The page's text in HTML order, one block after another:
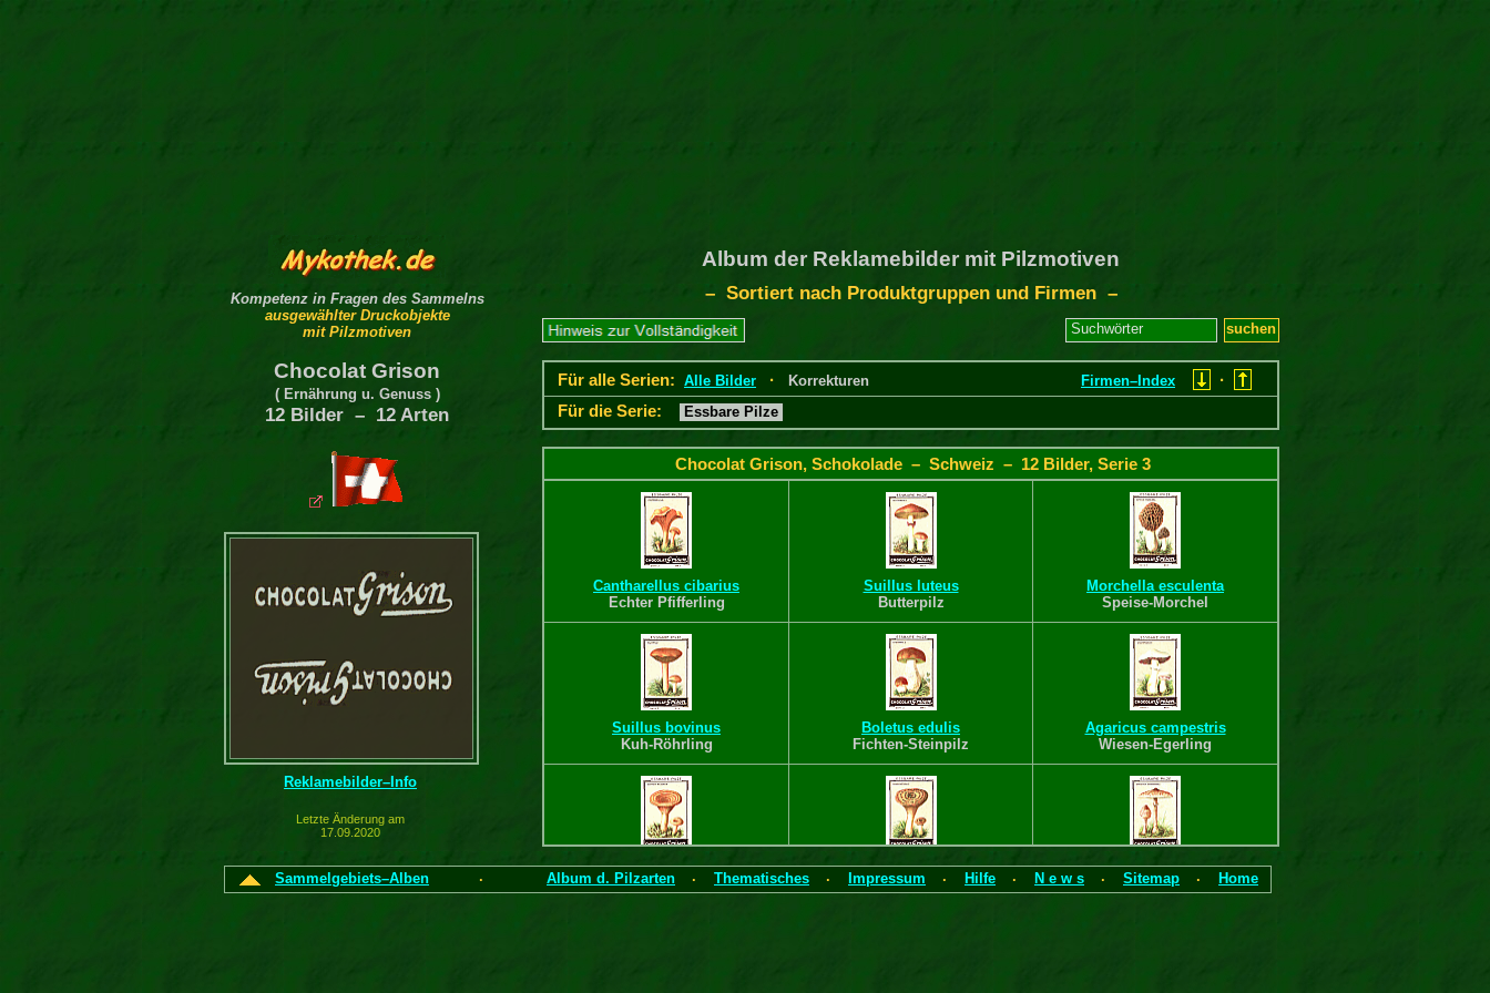
Kompetenz in Fragen des Sammelns
ausgewählter Druckobjekte
mit Pilzmotiven
Chocolat Grison
( Ernährung u. Genuss )
12 Bilder – 12 Arten
Reklamebilder–Info
Letzte Änderung am
17.09.2020
Album der Reklamebilder mit Pilzmotiven
– Sortiert nach Produktgruppen und Firmen –
Für alle Serien: Alle Bilder · Korrekturen Firmen–Index
·
Für die Serie:
Essbare Pilze
Chocolat Grison, Schokolade – Schweiz – 12 Bilder, Serie 3
Cantharellus cibarius
Echter Pfifferling
Suillus luteus
Butterpilz
Morchella esculenta
Speise-Morchel
Suillus bovinus
Kuh-Röhrling
Boletus edulis
Fichten-Steinpilz
Agaricus campestris
Wiesen-Egerling
Lactarius deliciosus
Edel-Reizker
Sarcodon imbricatus
Habichtspilz
Macrolepiota procera
Parasolpilz
Sammelgebiets–Alben · Album d. Pilzarten · Thematisches · Impressum · Hilfe · N e w s · Sitemap · Home